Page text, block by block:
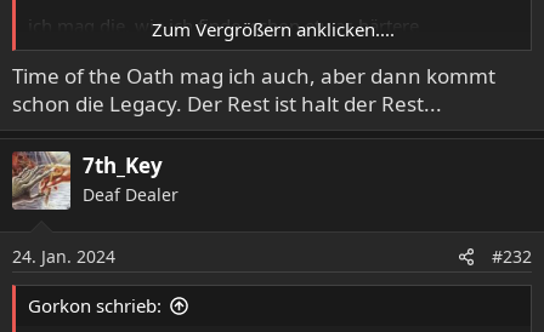
ich mag die, wie ich finde, schon etwas härtere
ausrichtung in den songs. das geht teilweise echt ab wie
schmiddies kater!
macht der Kusch eigentlich noch was?
Zum Vergrößern anklicken....
Time of the Oath mag ich auch, aber dann kommt
schon die Legacy. Der Rest ist halt der Rest...
7th_Key
Deaf Dealer
24. Jan. 2024 #232
Gorkon schrieb: